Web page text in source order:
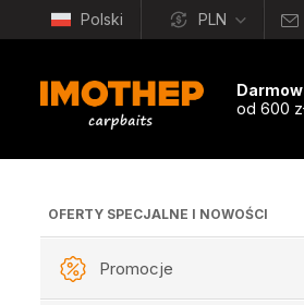
Polski PLN
od 600
OFERTY SPECJALNE I NOWOŚCI
Promocje